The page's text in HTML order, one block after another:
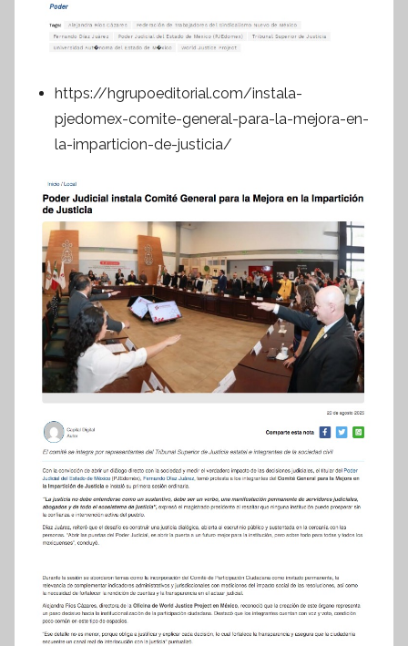
https://hgrupoeditorial.com/instala-
pjedomex-comite-general-para-la-mejora-en-
la-imparticion-de-justicia/